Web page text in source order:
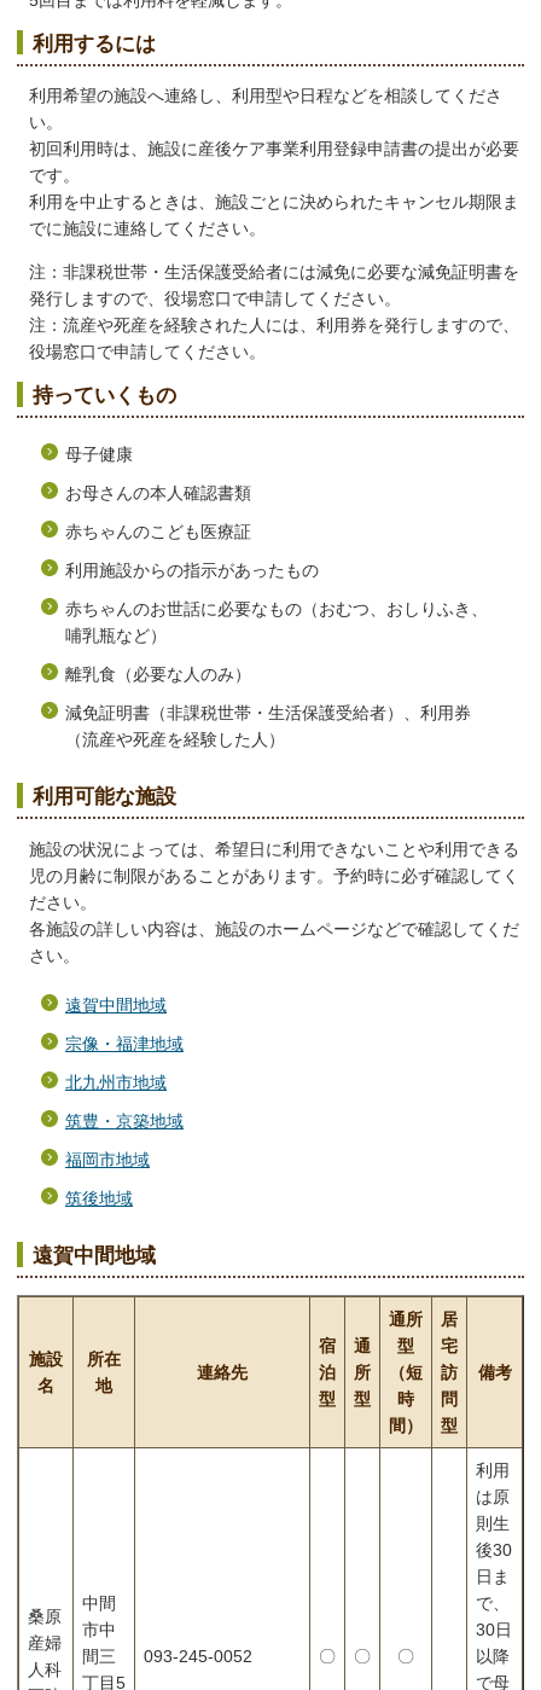
利用するには
利用希望の施設へ連絡し、利用型や日程などを相談してくださ
い。
初回利用時は、施設に産後ケア事業利用登録申請書の提出が必要
です。
利用を中止するときは、施設ごとに決められたキャンセル期限ま
でに施設に連絡してください。
注：非課税世帯・生活保護受給者には減免に必要な減免証明書を
発行しますので、役場窓口で申請してください。
注：流産や死産を経験された人には、利用券を発行しますので、
役場窓口で申請してください。
持っていくもの
母子健康
お母さんの本人確認書類
赤ちゃんのこども医療証
利用施設からの指示があったもの
赤ちゃんのお世話に必要なもの（おむつ、おしりふき、
哺乳瓶など）
離乳食（必要な人のみ）
減免証明書（非課税世帯・生活保護受給者）、利用券
（流産や死産を経験した人）
利用可能な施設
施設の状況によっては、希望日に利用できないことや利用できる
児の月齢に制限があることがあります。予約時に必ず確認してく
ださい。
各施設の詳しい内容は、施設のホームページなどで確認してくだ
さい。
遠賀中間地域
宗像・福津地域
北九州市地域
筑豊・京築地域
福岡市地域
筑後地域
遠賀中間地域
施設
名
所在
地
連絡先
宿
泊
型
通
所
型
通所
型
（短
時
間）
居
宅
訪
問
型
備考
桑原
産婦
人科
中間
市中
間三
丁目5
093-245-0052 〇 〇 〇
利用
は原
則生
後30
日ま
で、
30日
以降
で母